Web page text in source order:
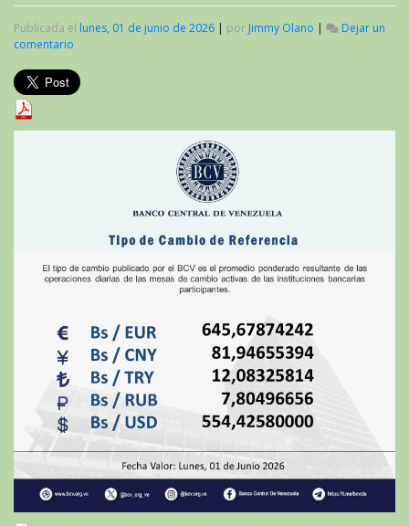
Publicada el lunes, 01 de junio de 2026 | por Jimmy Olano |
Dejar un
comentario
del
criptoactivo